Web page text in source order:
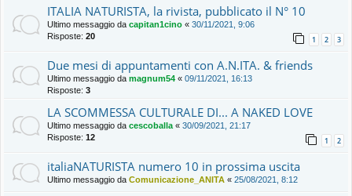
ITALIA NATURISTA, la rivista, pubblicato il N° 10
Ultimo messaggio da capitan1cino « 30/11/2021, 9:06
Risposte: 20 1 2 3
Due mesi di appuntamenti con A.N.ITA. & friends
Ultimo messaggio da magnum54 « 09/11/2021, 16:13
Risposte: 3
LA SCOMMESSA CULTURALE DI... A NAKED LOVE
Ultimo messaggio da cescoballa « 30/09/2021, 21:17
Risposte: 12 1 2
italiaNATURISTA numero 10 in prossima uscita
Ultimo messaggio da Comunicazione_ANITA « 25/08/2021, 8:12